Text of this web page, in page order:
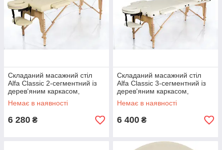
Складаний масажний стіл
Alfa Classic 2-сегментний із
дерев'яним каркасом,
ширина 80 см
Немає в наявності
6 280 ₴
Складаний масажний стіл
Alfa Classic 3-сегментний із
дерев'яним каркасом,
ширина 70 см
Немає в наявності
6 400 ₴